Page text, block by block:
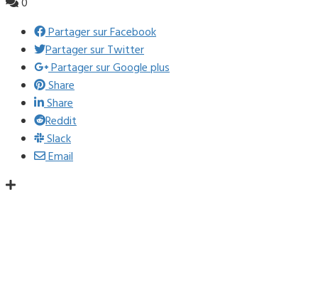
Partager sur Facebook
Partager sur Twitter
Partager sur Google plus
Share
Share
Reddit
Slack
Email